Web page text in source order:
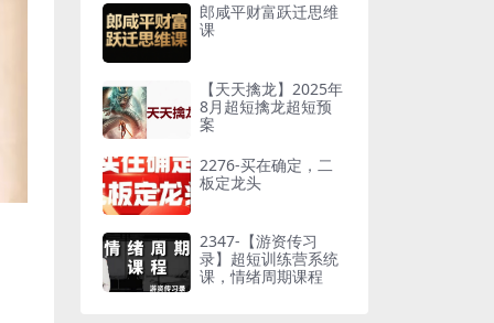
郎咸平财富跃迁思维
课
【天天擒龙】2025年
8月超短擒龙超短预
案
2276-买在确定，二
板定龙头
2347-【游资传习
录】超短训练营系统
课，情绪周期课程